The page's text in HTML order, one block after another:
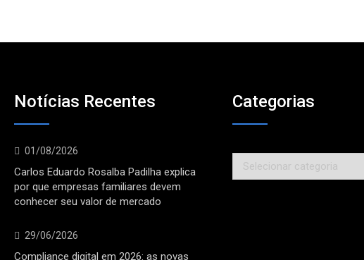
Notícias Recentes
01/08/2026
Carlos Eduardo Rosalba Padilha explica
por que empresas familiares devem
conhecer seu valor de mercado
29/06/2026
Compliance digital em 2026: as novas
Categorias
Categorias